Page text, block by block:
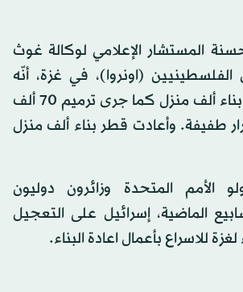
المستشار الإعلامي لوكالة غوث
الفلسطينيين (اونروا)، في غزة، أنّه
يجري حاليًا اعادة بناء ألف منزل كما جرى ترميم 70 ألف
طفيفة. وأعادت قطر بناء ألف منزل
المتحدة وزائرون دوليون
الماضية، إسرائيل على التعجيل
للاسراع بأعمال اعادة البناء.